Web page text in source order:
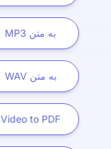
MP3 به متن
WAV به متن
Video to PDF